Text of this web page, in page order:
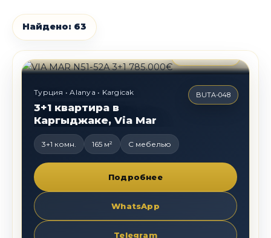
Найдено: 63
785 000 €
Турция • Alanya • Kargicak
3+1 квартира в
Каргыджаке, Via Mar
BUTA-048
3+1 комн. 165 м² С мебелью
Подробнее
WhatsApp
Telegram